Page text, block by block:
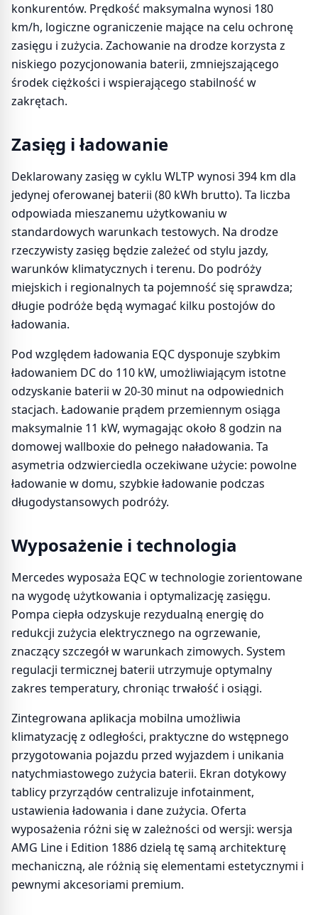
konkurentów. Prędkość maksymalna wynosi 180
km/h, logiczne ograniczenie mające na celu ochronę
zasięgu i zużycia. Zachowanie na drodze korzysta z
niskiego pozycjonowania baterii, zmniejszającego
środek ciężkości i wspierającego stabilność w
zakrętach.
Zasięg i ładowanie
Deklarowany zasięg w cyklu WLTP wynosi 394 km dla
jedynej oferowanej baterii (80 kWh brutto). Ta liczba
odpowiada mieszanemu użytkowaniu w
standardowych warunkach testowych. Na drodze
rzeczywisty zasięg będzie zależeć od stylu jazdy,
warunków klimatycznych i terenu. Do podróży
miejskich i regionalnych ta pojemność się sprawdza;
długie podróże będą wymagać kilku postojów do
ładowania.
Pod względem ładowania EQC dysponuje szybkim
ładowaniem DC do 110 kW, umożliwiającym istotne
odzyskanie baterii w 20-30 minut na odpowiednich
stacjach. Ładowanie prądem przemiennym osiąga
maksymalnie 11 kW, wymagając około 8 godzin na
domowej wallboxie do pełnego naładowania. Ta
asymetria odzwierciedla oczekiwane użycie: powolne
ładowanie w domu, szybkie ładowanie podczas
długodystansowych podróży.
Wyposażenie i technologia
Mercedes wyposaża EQC w technologie zorientowane
na wygodę użytkowania i optymalizację zasięgu.
Pompa ciepła odzyskuje rezydualną energię do
redukcji zużycia elektrycznego na ogrzewanie,
znaczący szczegół w warunkach zimowych. System
regulacji termicznej baterii utrzymuje optymalny
zakres temperatury, chroniąc trwałość i osiągi.
Zintegrowana aplikacja mobilna umożliwia
klimatyzację z odległości, praktyczne do wstępnego
przygotowania pojazdu przed wyjazdem i unikania
natychmiastowego zużycia baterii. Ekran dotykowy
tablicy przyrządów centralizuje infotainment,
ustawienia ładowania i dane zużycia. Oferta
wyposażenia różni się w zależności od wersji: wersja
AMG Line i Edition 1886 dzielą tę samą architekturę
mechaniczną, ale różnią się elementami estetycznymi i
pewnymi akcesoriami premium.